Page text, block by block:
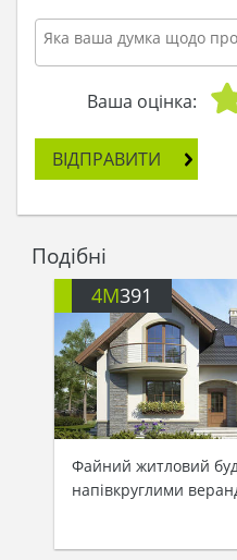
Ваша оцінка:
ВІДПРАВИТИ
Подібні
4M391
Файний житловий
напівкруглими